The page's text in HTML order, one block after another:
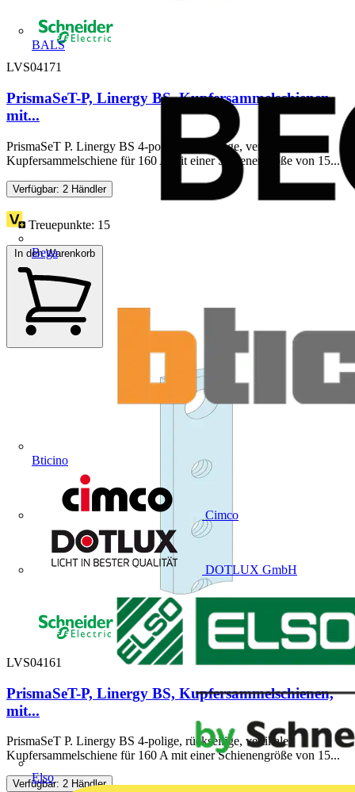
BALS
Bega
Bticino
Cimco
DOTLUX GmbH
Elso
LVS04171
PrismaSeT-P, Linergy BS, Kupfersammelschienen,
mit...
PrismaSeT P. Linergy BS 4-polige, rückseitige, vertikale
Kupfersammelschiene für 160 A mit einer Schienengröße von 15...
Verfügbar: 2 Händler
Treuepunkte: 15
In den Warenkorb
LVS04161
PrismaSeT-P, Linergy BS, Kupfersammelschienen,
mit...
PrismaSeT P. Linergy BS 4-polige, rückseitige, vertikale
Kupfersammelschiene für 160 A mit einer Schienengröße von 15...
Verfügbar: 2 Händler